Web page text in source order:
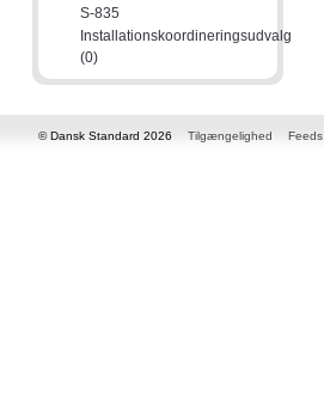
S-835
Installationskoordineringsudvalg
(0)
© Dansk Standard 2026 Tilgængelighed Feeds